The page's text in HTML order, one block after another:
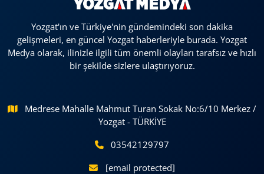
Yozgat'ın ve Türkiye'nin gündemindeki son dakika
gelişmeleri, en güncel Yozgat haberleriyle burada. Yozgat
Medya olarak, ilinizle ilgili tüm önemli olayları tarafsız ve hızlı
bir şekilde sizlere ulaştırıyoruz.
Medrese Mahalle Mahmut Turan Sokak No:6/10 Merkez /
Yozgat - TÜRKİYE
03542129797
[email protected]